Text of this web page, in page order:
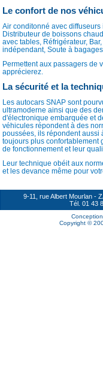
Le confort de nos
Air conditonné avec
Distributeur de boissons
avec tables, Réfrigérateur,
indépendant, Soute à
Permettent aux passagers de
apprécierez.
La sécurité et la
Les autocars SNAP sont
ultramoderne ainsi que des
d'électronique embarquée et
véhicules répondent à des
poussées, ils répondent aussi
toujours plus confortablement
de fonctionnement et leur
Leur technique obéit aux
et les devance même pour
9-11, rue Albert Mourlan -
Tél. 01 43
Copyright ©